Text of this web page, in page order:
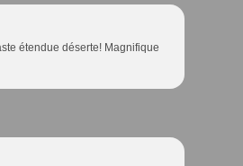
étendue déserte! Magnifique